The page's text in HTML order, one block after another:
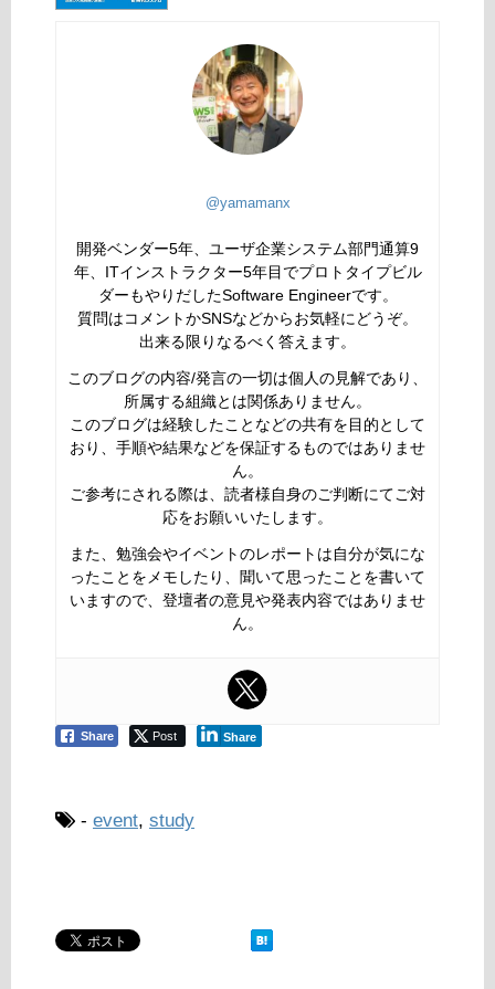
@yamamanx
開発ベンダー5年、ユーザ企業システム部門通算9
年、ITインストラクター5年目でプロトタイプビル
ダーもやりだしたSoftware Engineerです。
質問はコメントかSNSなどからお気軽にどうぞ。
出来る限りなるべく答えます。
このブログの内容/発言の一切は個人の見解であり、
所属する組織とは関係ありません。
このブログは経験したことなどの共有を目的として
おり、手順や結果などを保証するものではありませ
ん。
ご参考にされる際は、読者様自身のご判断にてご対
応をお願いいたします。
また、勉強会やイベントのレポートは自分が気にな
ったことをメモしたり、聞いて思ったことを書いて
いますので、登壇者の意見や発表内容ではありませ
ん。
Share Post Share
- event, study